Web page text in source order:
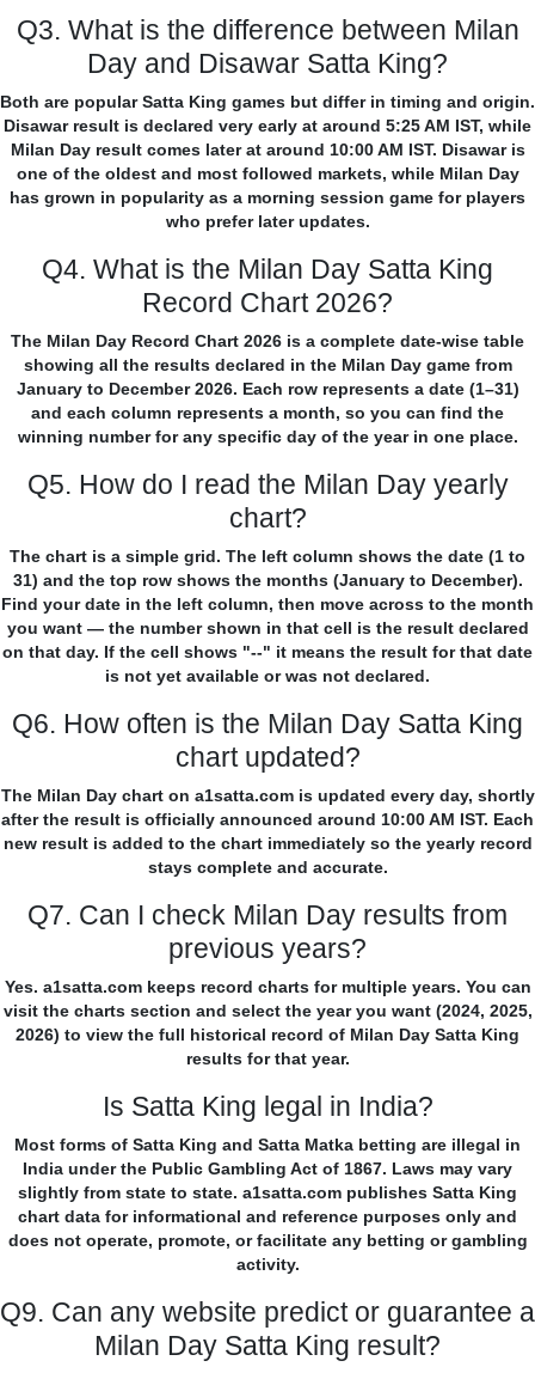
Q3. What is the difference between Milan
Day and Disawar Satta King?
Both are popular Satta King games but differ in timing and origin.
Disawar result is declared very early at around 5:25 AM IST, while
Milan Day result comes later at around 10:00 AM IST. Disawar is
one of the oldest and most followed markets, while Milan Day
has grown in popularity as a morning session game for players
who prefer later updates.
Q4. What is the Milan Day Satta King
Record Chart 2026?
The Milan Day Record Chart 2026 is a complete date-wise table
showing all the results declared in the Milan Day game from
January to December 2026. Each row represents a date (1–31)
and each column represents a month, so you can find the
winning number for any specific day of the year in one place.
Q5. How do I read the Milan Day yearly
chart?
The chart is a simple grid. The left column shows the date (1 to
31) and the top row shows the months (January to December).
Find your date in the left column, then move across to the month
you want — the number shown in that cell is the result declared
on that day. If the cell shows "--" it means the result for that date
is not yet available or was not declared.
Q6. How often is the Milan Day Satta King
chart updated?
The Milan Day chart on a1satta.com is updated every day, shortly
after the result is officially announced around 10:00 AM IST. Each
new result is added to the chart immediately so the yearly record
stays complete and accurate.
Q7. Can I check Milan Day results from
previous years?
Yes. a1satta.com keeps record charts for multiple years. You can
visit the charts section and select the year you want (2024, 2025,
2026) to view the full historical record of Milan Day Satta King
results for that year.
Is Satta King legal in India?
Most forms of Satta King and Satta Matka betting are illegal in
India under the Public Gambling Act of 1867. Laws may vary
slightly from state to state. a1satta.com publishes Satta King
chart data for informational and reference purposes only and
does not operate, promote, or facilitate any betting or gambling
activity.
Q9. Can any website predict or guarantee a
Milan Day Satta King result?